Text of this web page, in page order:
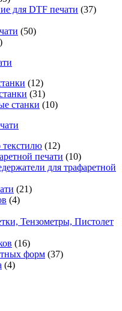
для DTF печати (37)
(50)
(12)
(31)
станки (10)
текстилю (12)
печати (10)
для трафаретной
(21)
(4)
Тензометры, Пистолет
(16)
форм (37)
(4)